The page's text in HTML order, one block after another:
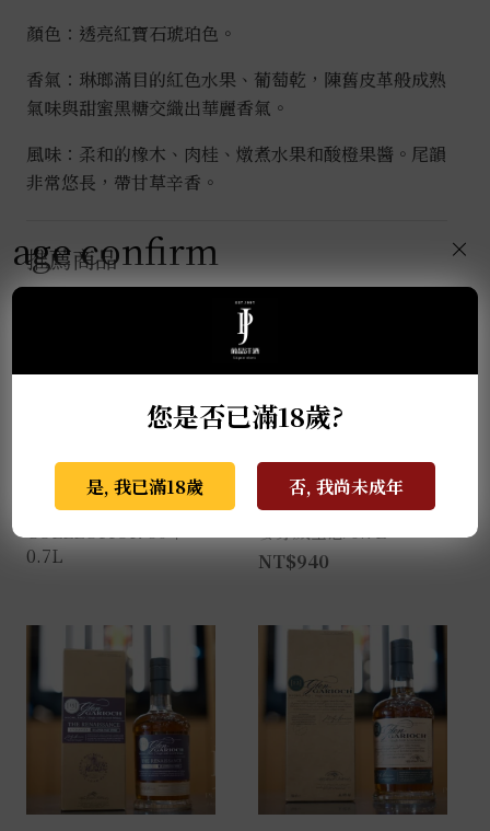
顏色：透亮紅寶石琥珀色。
香氣：琳瑯滿目的紅色水果、葡萄乾，陳舊皮革般成熟
氣味與甜蜜黑糖交織出華麗香氣。
風味：柔和的橡木、肉桂、燉煮水果和酸橙果醬。尾韻
非常悠長，帶甘草辛香。
推薦商品
麥卡倫THE RED
COLLECTION 50年
0.7L
格蘭蓋瑞典藏特級單一
麥芽威士忌 0.7L
NT$940
age confirm
您是否已滿18歲?
是, 我已滿18歲 否, 我尚未成年
×